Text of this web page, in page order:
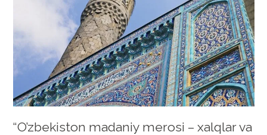
“O’zbekiston madaniy merosi – xalqlar va